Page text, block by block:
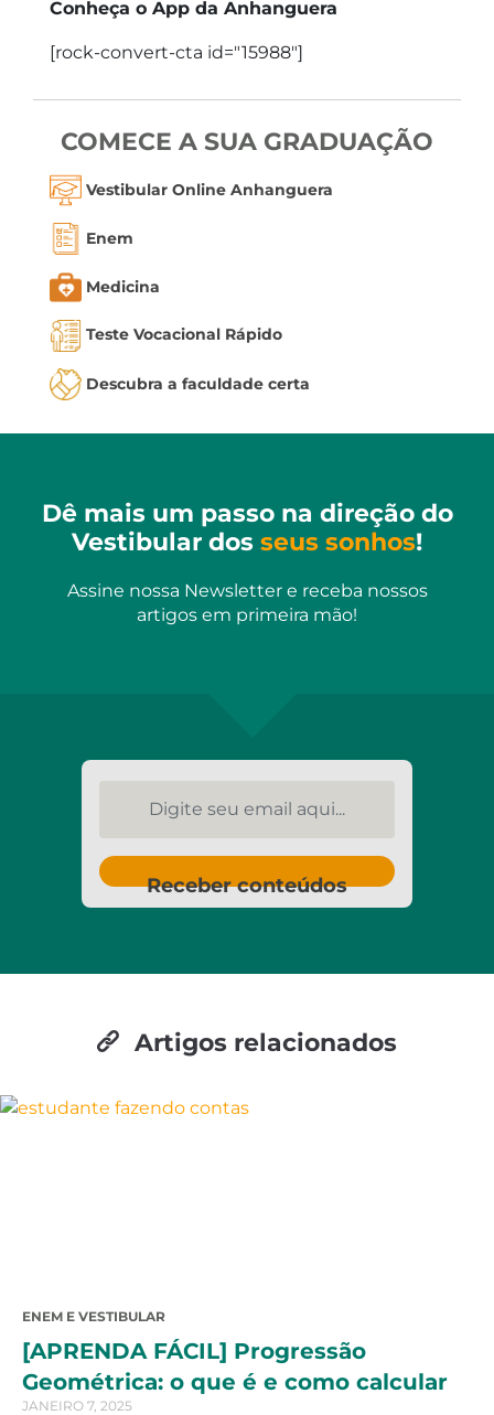
Conheça o App da Anhanguera
[rock-convert-cta id="15988"]
COMECE A SUA GRADUAÇÃO
Vestibular Online Anhanguera
Enem
Medicina
Teste Vocacional Rápido
Descubra a faculdade certa
Dê mais um passo na direção do
Vestibular dos seus sonhos!
Assine nossa Newsletter e receba nossos
artigos em primeira mão!
Receber conteúdos
Artigos relacionados
ENEM E VESTIBULAR
[APRENDA FÁCIL] Progressão
Geométrica: o que é e como calcular
JANEIRO 7, 2025